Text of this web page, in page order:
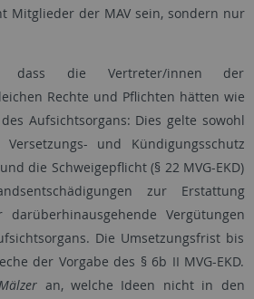
Mitglieder der MAV sein, sondern nur
dass die Vertreter/innen der
Rechte und Pflichten hätten wie
Aufsichtsorgans: Dies gelte sowohl
und Kündigungsschutz
die Schweigepflicht (§ 22 MVG-EKD)
zur Erstattung
Vergütungen
Die Umsetzungsfrist bis
der Vorgabe des § 6b II MVG-EKD.
an, welche Ideen nicht in den